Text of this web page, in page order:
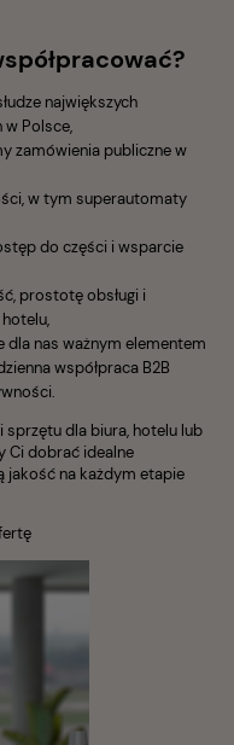
największych
Polsce,
zamówienia publiczne w
w tym superautomaty
do części i wsparcie
prostotę obsługi i
nas ważnym elementem
współpraca B2B
dla biura, hotelu lub
Ci dobrać idealne
jakość na każdym etapie